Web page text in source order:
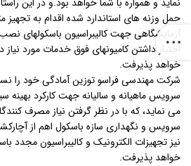
حمل وزنه های استاندارد شده اقدام به
آزمایشگاهی جهت کالیبراسیون باسکولهای
اختیار داشتن کامیونهای فوق خدمات مورد
خواهد پذیرفت.
شرکت مهندسی فراسو توزین آمادگی خود را
سرویس ماهیانه و سالیانه جهت کارکرد بهینه
می نماید، که با در نظر گرفتن نیاز مصرف
سرویس و نگهداری سازه باسکول اهم از
نیز تجهیزات الکترونیک و کالیبراسیون مجدد
خواهد پذیرفت.